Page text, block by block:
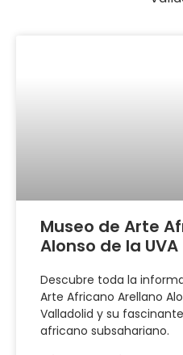
Museo de Arte
Alonso de la UVA
Descubre toda la
Arte Africano Arellano
Valladolid y su
africano subsahariano.